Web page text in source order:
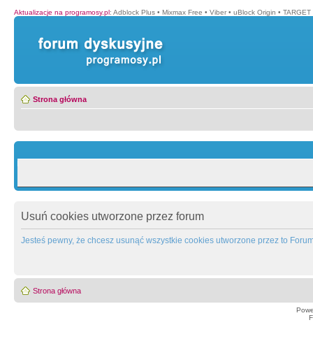
Aktualizacje na programosy.pl: Adblock Plus • Mixmax Free • Viber • uBlock Origin •
Strona główna
Usuń cookies utworzone przez forum
Jesteś pewny, że chcesz usunąć wszystkie cookies utworzone przez to
Strona główna